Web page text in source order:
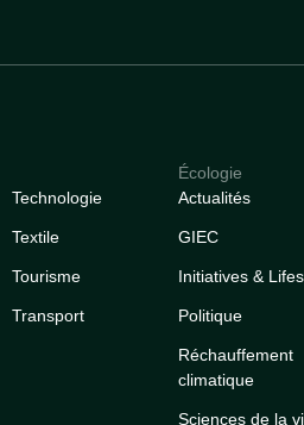
Technologie
Textile
Tourisme
Transport
Écologie
Actualités
GIEC
Initiatives &
Politique
Réchauffement
climatique
Sciences de la